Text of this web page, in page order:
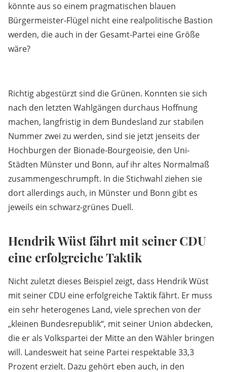
könnte aus so einem pragmatischen blauen
Bürgermeister-Flügel nicht eine realpolitische Bastion
werden, die auch in der Gesamt-Partei eine Größe
wäre?
Richtig abgestürzt sind die Grünen. Konnten sie sich
nach den letzten Wahlgängen durchaus Hoffnung
machen, langfristig in dem Bundesland zur stabilen
Nummer zwei zu werden, sind sie jetzt jenseits der
Hochburgen der Bionade-Bourgeoisie, den Uni-
Städten Münster und Bonn, auf ihr altes Normalmaß
zusammengeschrumpft. In die Stichwahl ziehen sie
dort allerdings auch, in Münster und Bonn gibt es
jeweils ein schwarz-grünes Duell.
Hendrik Wüst fährt mit seiner CDU
eine erfolgreiche Taktik
Nicht zuletzt dieses Beispiel zeigt, dass Hendrik Wüst
mit seiner CDU eine erfolgreiche Taktik fährt. Er muss
ein sehr heterogenes Land, viele sprechen von der
„kleinen Bundesrepublik“, mit seiner Union abdecken,
die er als Volkspartei der Mitte an den Wähler bringen
will. Landesweit hat seine Partei respektable 33,3
Prozent erzielt. Dazu gehört eben auch, in den